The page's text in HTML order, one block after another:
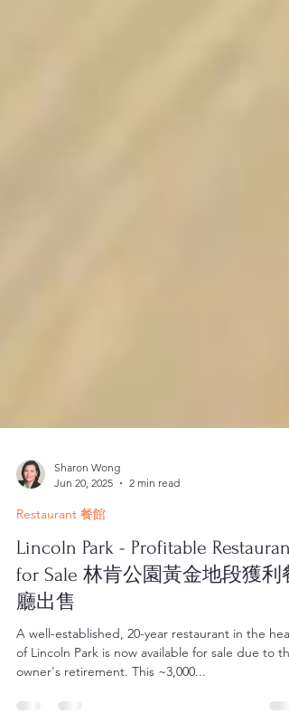
Sharon Wong
Jun 20, 2025
2 min read
Restaurant 餐館
Lincoln Park - Profitable Restaurant
for Sale 林肯公園黃金地段獲利
廳出售